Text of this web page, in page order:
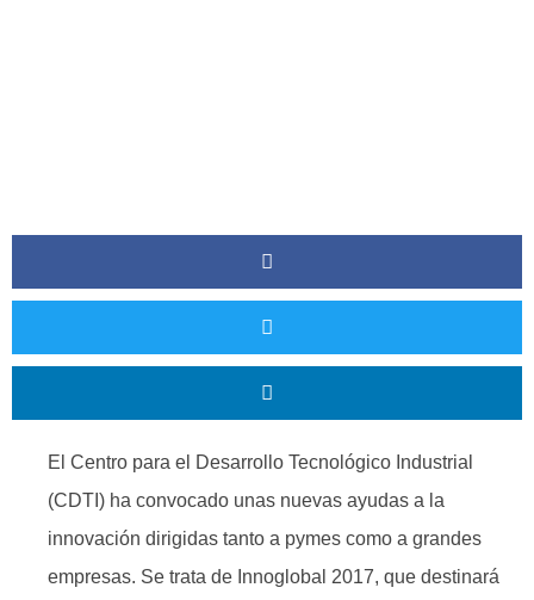
El Centro para el Desarrollo Tecnológico Industrial
(CDTI) ha convocado unas nuevas ayudas a la
innovación dirigidas tanto a pymes como a grandes
empresas. Se trata de Innoglobal 2017, que destinará